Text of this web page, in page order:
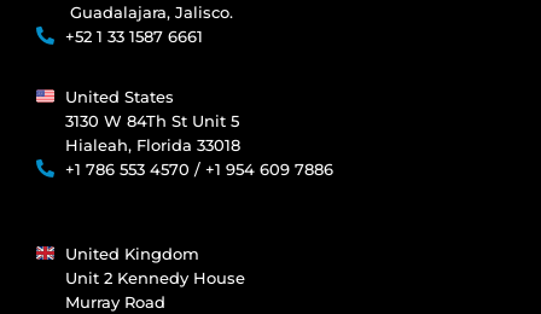
Guadalajara, Jalisco.
+52 1 33 1587 6661
United States
3130 W 84Th St Unit 5
Hialeah, Florida 33018
+1 786 553 4570 / +1 954 609 7886
United Kingdom
Unit 2 Kennedy House
Murray Road